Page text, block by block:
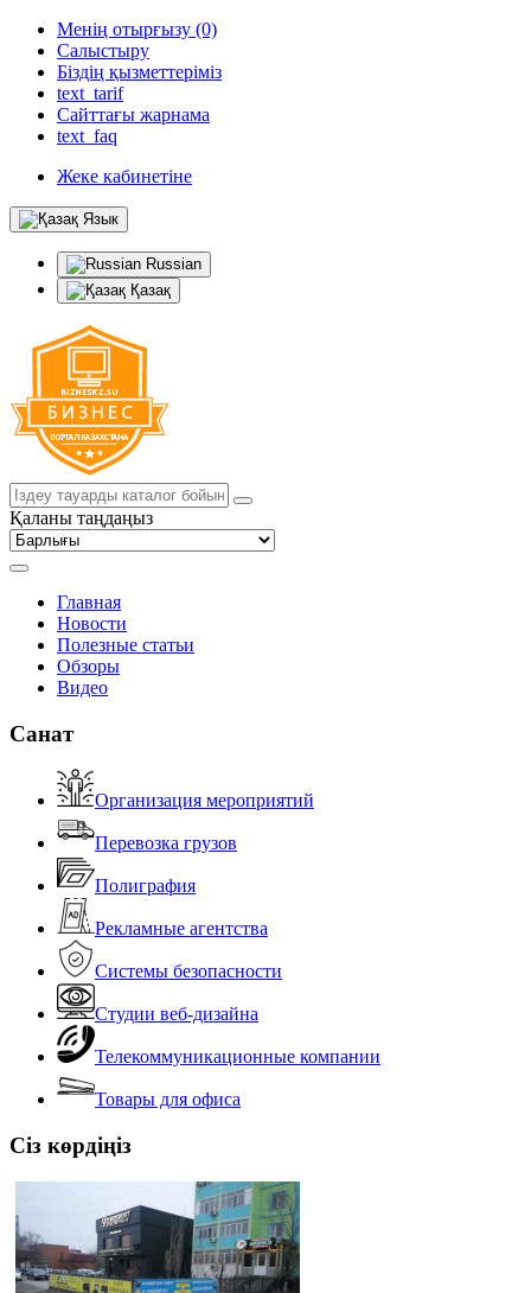
Менің отырғызу (0)
Салыстыру
Біздің қызметтеріміз
text_tarif
Сайттағы жарнама
text_faq
Жеке кабинетіне
Язык
Russian
Қазақ
Қаланы таңдаңыз
Главная
Новости
Полезные статьи
Обзоры
Видео
Санат
Организация мероприятий
Перевозка грузов
Полиграфия
Рекламные агентства
Системы безопасности
Студии веб-дизайна
Телекоммуникационные компании
Товары для офиса
Сіз көрдіңіз